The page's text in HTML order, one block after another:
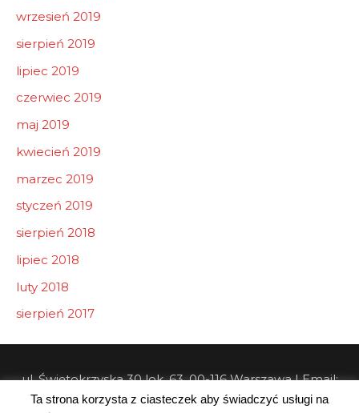
wrzesień 2019
sierpień 2019
lipiec 2019
czerwiec 2019
maj 2019
kwiecień 2019
marzec 2019
styczeń 2019
sierpień 2018
lipiec 2018
luty 2018
sierpień 2017
ul. Świętokrzyska 30 lok. 63, 00-116 Warszawa | Email:
info@pw-consulting.pl
Ta strona korzysta z ciasteczek aby świadczyć usługi na